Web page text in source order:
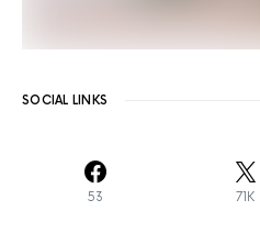
SOCIAL LINKS
53 71K